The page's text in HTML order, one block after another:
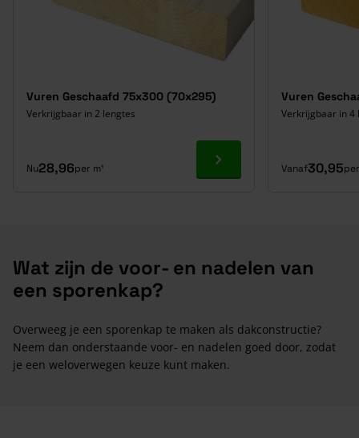
Vuren Geschaafd 75x300 (70x295)
Verkrijgbaar in 2 lengtes
Nu28,96per m¹ Ga naar product
Vuren
Verkrijgbaar in 4
Vanaf30,95
Wat zijn de voor- en nadelen van
een sporenkap?
Overweeg je een sporenkap te maken als dakconstructie?
Neem dan onderstaande voor- en nadelen goed door, zodat
je een weloverwegen keuze kunt maken.